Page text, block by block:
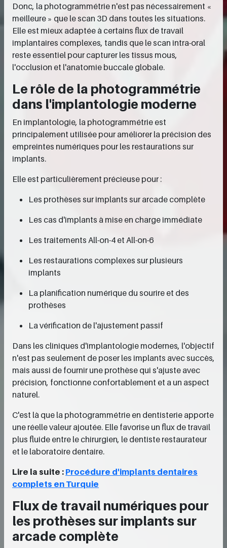
Donc, la photogrammétrie n'est pas nécessairement «
meilleure » que le scan 3D dans toutes les situations.
Elle est mieux adaptée à certains flux de travail
implantaires complexes, tandis que le scan intra-oral
reste essentiel pour capturer les tissus mous,
l'occlusion et l'anatomie buccale globale.
Le rôle de la photogrammétrie
dans l'implantologie moderne
En implantologie, la photogrammétrie est
principalement utilisée pour améliorer la précision des
empreintes numériques pour les restaurations sur
implants.
Elle est particulièrement précieuse pour :
Les prothèses sur implants sur arcade complète
Les cas d'implants à mise en charge immédiate
Les traitements All-on-4 et All-on-6
Les restaurations complexes sur plusieurs
implants
La planification numérique du sourire et des
prothèses
La vérification de l'ajustement passif
Dans les cliniques d'implantologie modernes, l'objectif
n'est pas seulement de poser les implants avec succès,
mais aussi de fournir une prothèse qui s'ajuste avec
précision, fonctionne confortablement et a un aspect
naturel.
C'est là que la photogrammétrie en dentisterie apporte
une réelle valeur ajoutée. Elle favorise un flux de travail
plus fluide entre le chirurgien, le dentiste restaurateur
et le laboratoire dentaire.
Lire la suite : Procédure d'implants dentaires
complets en Turquie
Flux de travail numériques pour
les prothèses sur implants sur
arcade complète